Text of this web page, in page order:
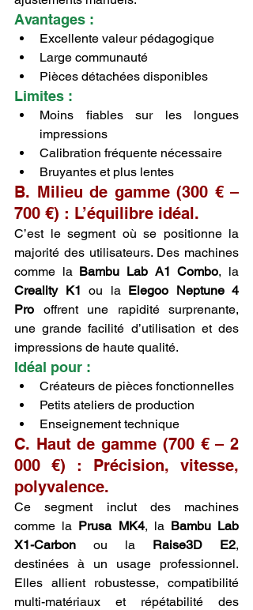
Avantages :
Excellente valeur pédagogique
Large communauté
Pièces détachées disponibles
Limites :
Moins fiables sur les longues
impressions
Calibration fréquente nécessaire
Bruyantes et plus lentes
B. Milieu de gamme (300 € –
700 €) : L’équilibre idéal.
C’est le segment où se positionne la
majorité des utilisateurs. Des machines
comme la Bambu Lab A1 Combo
Creality K1 ou la Elegoo Neptune 4
Pro offrent une rapidité surprenante,
une grande facilité d’utilisation et des
impressions de haute qualité.
Idéal pour :
Créateurs de pièces fonctionnelles
Petits ateliers de production
Enseignement technique
C. Haut de gamme (700 € – 2
000 €) : Précision, vitesse,
polyvalence.
Ce segment inclut des machines
comme la Prusa MK4, la Bambu Lab
X1-Carbon ou la Raise3D E2,
destinées à un usage professionnel.
Elles allient robustesse, compatibilité
multi-matériaux et répétabilité des